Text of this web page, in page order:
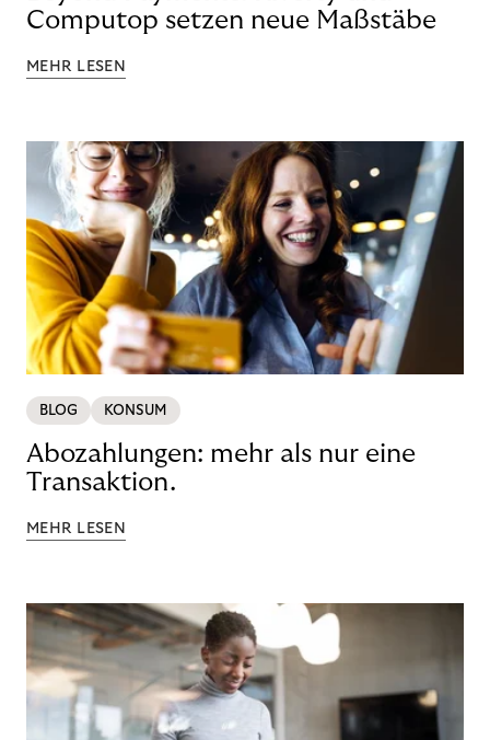
Computop setzen neue Maßstäbe
MEHR LESEN
BLOG KONSUM
Abozahlungen: mehr als nur eine
Transaktion.
MEHR LESEN